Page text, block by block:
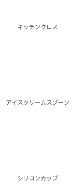
キッチンクロス
アイスクリームスプーン
シリコンカップ